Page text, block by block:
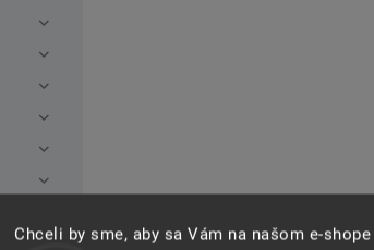
Chceli by sme, aby sa Vám na našom e-